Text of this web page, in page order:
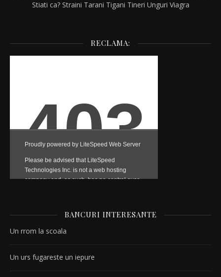
Stiati ca? Straini Tarani Tigani Tineri Unguri Viagra
RECLAMA:
BANCURI INTERESANTE
Un rrom la scoala
Un urs fugareste un iepure